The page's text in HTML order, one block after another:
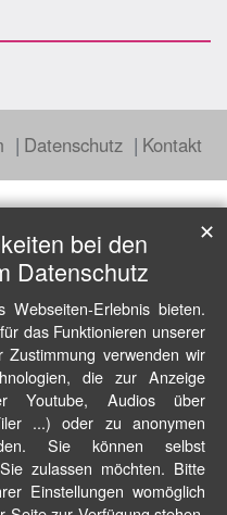
Datenschutz Kontakt
bei den
Datenschutz
Erlebnis bieten.
das Funktionieren unserer
verwenden wir
die zur Anzeige
Youtube, Audios über
...) oder zu anonymen
Sie können selbst
zulassen möchten. Bitte
Einstellungen womöglich
✕